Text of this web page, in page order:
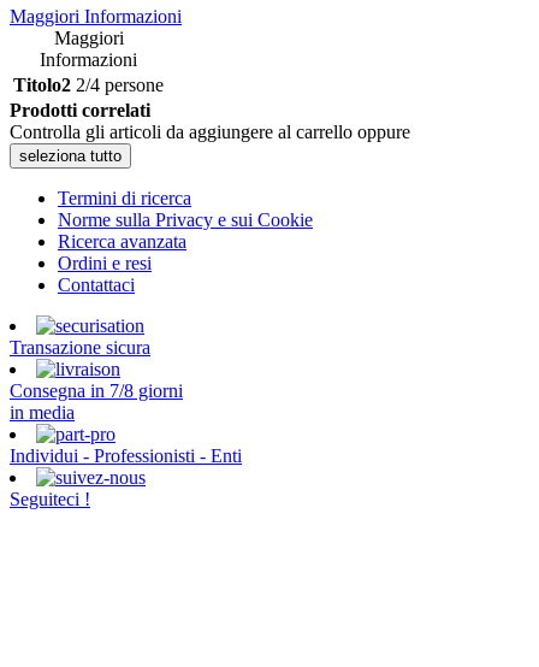
Maggiori Informazioni
Maggiori
Informazioni
Titolo2 2/4 persone
Prodotti correlati
Controlla gli articoli da aggiungere al carrello oppure
seleziona tutto
Termini di ricerca
Norme sulla Privacy e sui Cookie
Ricerca avanzata
Ordini e resi
Contattaci
Transazione sicura
Consegna in 7/8 giorni
in media
Individui - Professionisti - Enti
Seguiteci !